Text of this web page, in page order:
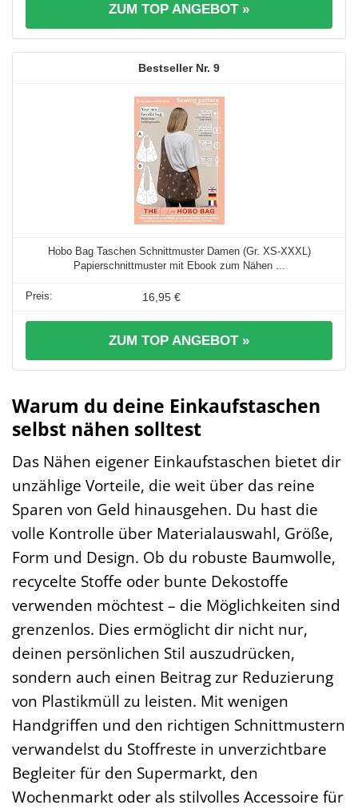
ZUM TOP ANGEBOT »
9
Hobo Bag Taschen Schnittmuster Damen (Gr. XS-XXXL)
Papierschnittmuster mit Ebook zum Nähen ...
16,95 €
ZUM TOP ANGEBOT »
Warum du deine Einkaufstaschen
selbst nähen solltest
Das Nähen eigener Einkaufstaschen bietet dir
unzählige Vorteile, die weit über das reine
Sparen von Geld hinausgehen. Du hast die
volle Kontrolle über Materialauswahl, Größe,
Form und Design. Ob du robuste Baumwolle,
recycelte Stoffe oder bunte Dekostoffe
verwenden möchtest – die Möglichkeiten sind
grenzenlos. Dies ermöglicht dir nicht nur,
deinen persönlichen Stil auszudrücken,
sondern auch einen Beitrag zur Reduzierung
von Plastikmüll zu leisten. Mit wenigen
Handgriffen und den richtigen Schnittmustern
verwandelst du Stoffreste in unverzichtbare
Begleiter für den Supermarkt, den
Wochenmarkt oder als stilvolles Accessoire für